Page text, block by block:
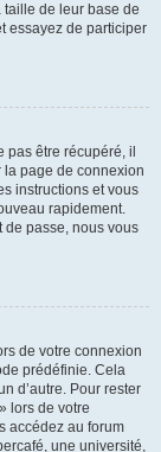
de leur base de
essayez de participer
pas être récupéré, il
page de connexion
instructions et vous
rapidement.
de passe, nous vous
de votre connexion
prédéfinie. Cela
d’autre. Pour rester
lors de votre
accédez au forum
une université,